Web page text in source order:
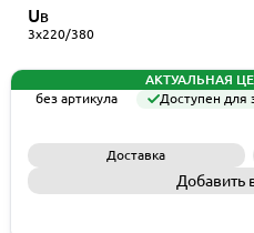
UВ
3x220/380
АКТУАЛЬНАЯ
без артикула
Доступен для
Доставка
Добавить